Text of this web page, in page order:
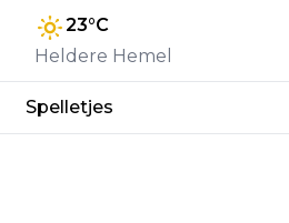
23°C
Heldere Hemel
Spelletjes